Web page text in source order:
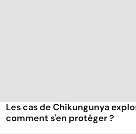
Les cas de Chikungunya
comment s'en protéger ?